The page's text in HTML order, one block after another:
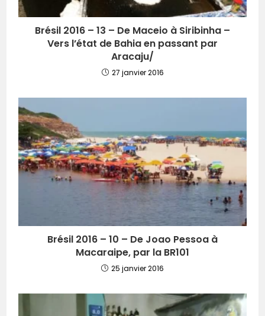
Brésil 2016 – 13 – De Maceio à Siribinha –
Vers l’état de Bahia en passant par
Aracaju/
27 janvier 2016
Brésil 2016 – 10 – De Joao Pessoa à
Macaraipe, par la BR101
25 janvier 2016